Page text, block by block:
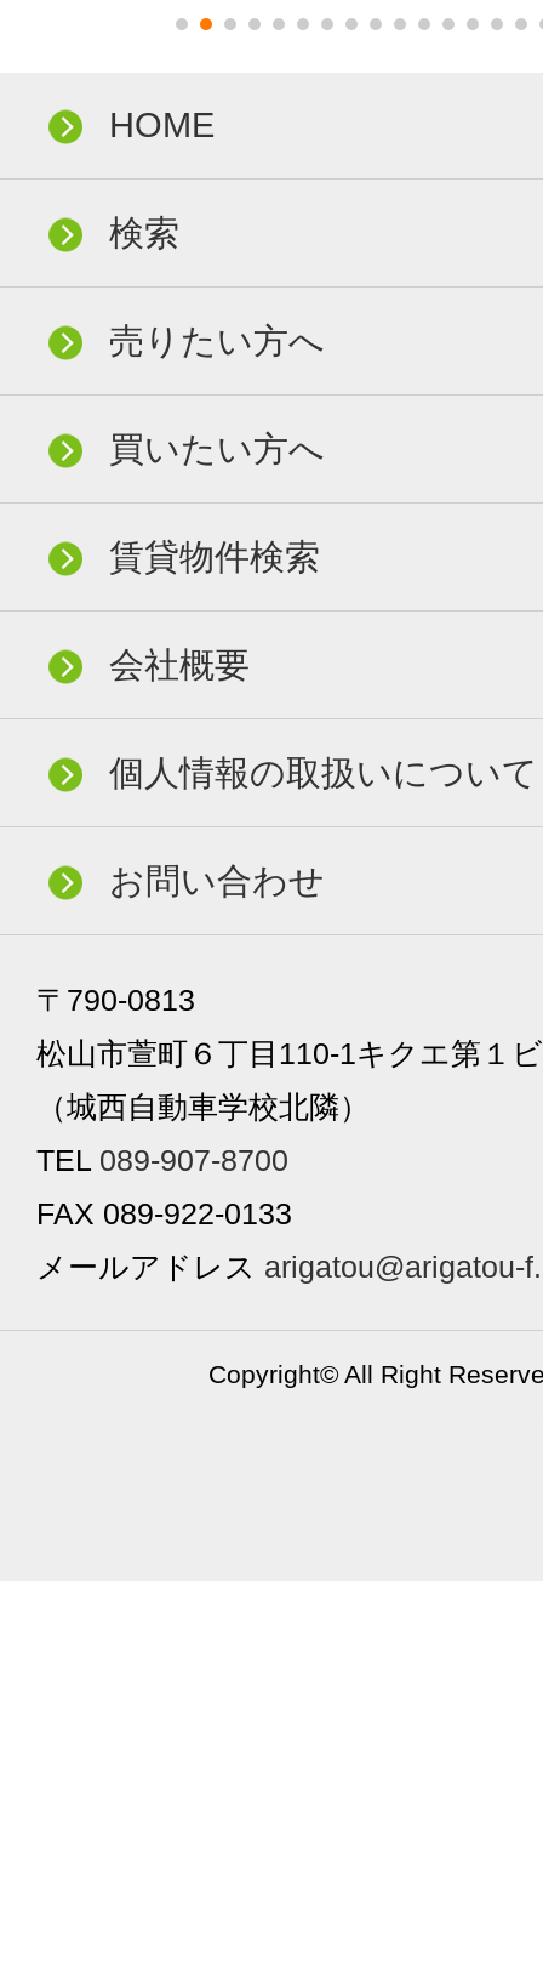
HOME
検索
売りたい方へ
買いたい方へ
賃貸物件検索
会社概要
個人情報の取扱いについて
お問い合わせ
〒790-0813
松山市萱町６丁目110-1キクエ第１
（城西自動車学校北隣）
TEL 089-907-8700
FAX 089-922-0133
メールアドレス arigatou@arigatou-
Copyright© All Right